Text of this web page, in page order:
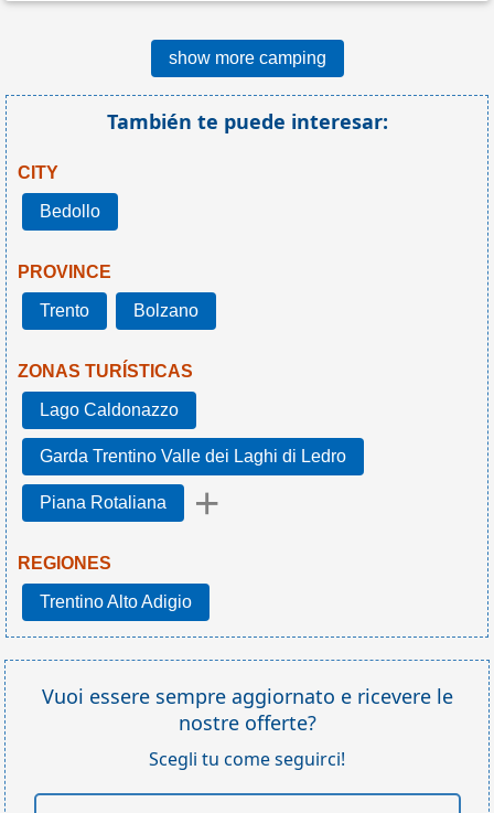
show more camping
También te puede interesar:
CITY
Bedollo
PROVINCE
Trento Bolzano
ZONAS TURÍSTICAS
Lago Caldonazzo
Garda Trentino Valle dei Laghi di Ledro
Piana Rotaliana +
REGIONES
Trentino Alto Adigio
Vuoi essere sempre aggiornato e ricevere le
nostre offerte?
Scegli tu come seguirci!